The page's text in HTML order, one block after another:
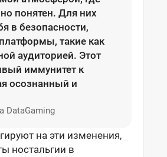
понятен. Для них
в безопасности,
такие как
аудиторией. Этот
иммунитет к
осознанный и
DataGaming
на эти изменения,
ностальгии в